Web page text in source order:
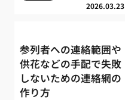
2026.03.23
参列者への連絡範囲や
供花などの手配で失敗
しないための連絡網の
作り方